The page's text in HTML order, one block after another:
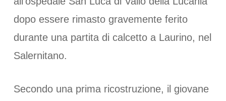
dopo essere rimasto gravemente ferito
durante una partita di calcetto a Laurino, nel
Salernitano.
Secondo una prima ricostruzione, il giovane